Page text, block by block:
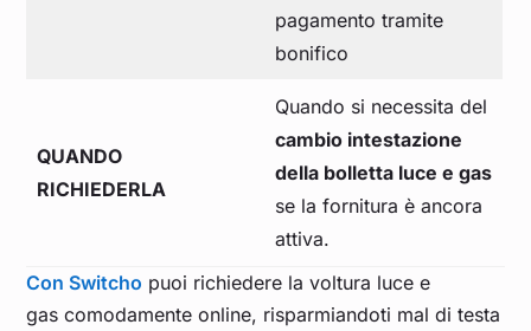
pagamento tramite
bonifico
QUANDO
RICHIEDERLA
Quando si necessita del
cambio intestazione
della bolletta luce e gas
se la fornitura è ancora
attiva.
Con Switcho puoi richiedere la voltura luce e
gas comodamente online, risparmiandoti mal di testa